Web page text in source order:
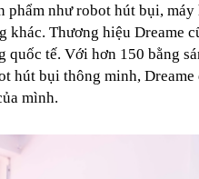
phẩm như robot hút bụi,
khác. Thương hiệu Dreame
quốc tế. Với hơn 150 bằng
hút bụi thông minh, Dreame
mình.